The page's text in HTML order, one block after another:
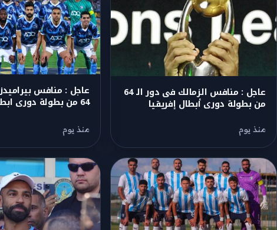
عاجل : منافس الزمالك فى دور الـ 64
من بطولة دورى أبطال إفريقيا
منذ يوم
عاجل : منافس
64 من بطولة دورى ابطال إفريقيا
منذ يوم